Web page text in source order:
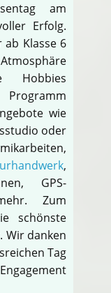
am
Erfolg.
ab Klasse 6
Hobbies
wie
oder
,
GPS-
Zum
schönste
Wir danken
Tag